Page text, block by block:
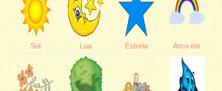
Sol Lua Estrela Arco-íris